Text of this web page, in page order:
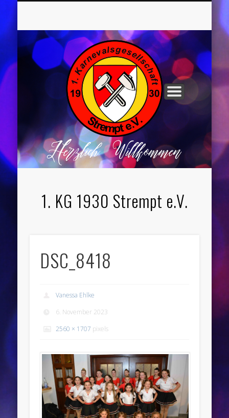
1. KG 1930 Strempt e.V.
DSC_8418
Vanessa Ehlke
6. November 2023
2560 × 1707 pixels